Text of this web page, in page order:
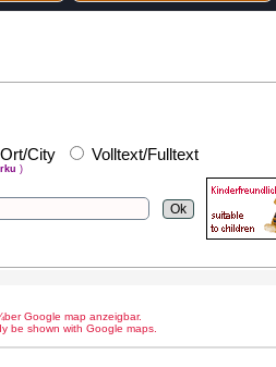
Ort/City Volltext/Fulltext
)
Google map anzeigbar.
be shown with Google maps.